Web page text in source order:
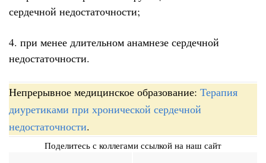
сердечной недостаточности;
4. при менее длительном анамнезе сердечной
недостаточности.
Непрерывное медицинское образование: Терапия
диуретиками при хронической сердечной
недостаточности.
Поделитесь с коллегами ссылкой на наш сайт